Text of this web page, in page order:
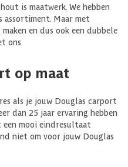
is maatwerk. We hebben
Maar met
en dus ook een dubbele
ons
op maat
als je jouw Douglas carport
dan 25 jaar ervaring hebben
mooi eindresultaat
niet om voor jouw Douglas